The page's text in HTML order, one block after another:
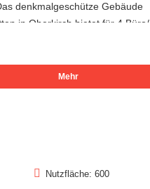
denkmalgeschütze Gebäude
in Oberkirch bietet für 4 Büro/
Mehr
Nutzfläche: 600